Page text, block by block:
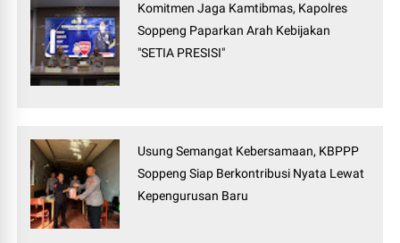
Komitmen Jaga Kamtibmas, Kapolres
Soppeng Paparkan Arah Kebijakan
"SETIA PRESISI"
Usung Semangat Kebersamaan, KBPPP
Soppeng Siap Berkontribusi Nyata Lewat
Kepengurusan Baru